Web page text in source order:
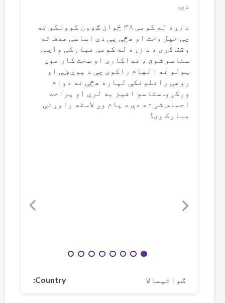
دی.
د زړه له کومی ۳۸ ځوان ګډون کوونکو ته
چې خپل وخت او هڅې یې دې اساسی هدف ته
وقف کړی ، د زړه له کومی مبارکی وایم.
ستاسو شوق ، فداکاری او سخت کار موږ
ټولو ته الهام راکوی چې د یوې ښې او
روغې راتلونکې لپاره هڅې ته دوام
ورکړو. ستاسو اغیز به لرې او پراخه
احساس شی - د دې د پام وړ لاسته راوړنې
مبارک وی!
Country ګواتیمالا